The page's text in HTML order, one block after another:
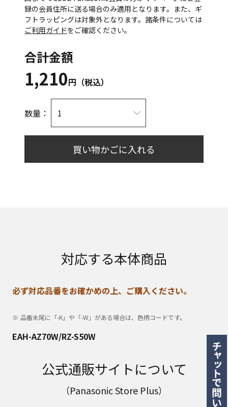
録の会員住所に送る場合のみ適用となります。また、ギ
フトラッピングは対象外となります。諸条件については
ご利用ガイドをご確認ください。
合計金額
1,210円（税込）
数量：
買い物かごに入れる
対応する本体商品
必ず対応品番をお確かめの上、ご購入ください。
品番末尾に「-K」や「-W」がある場合は、色柄コードです。
EAH-AZ70W/RZ-S50W
公式通販サイトについて
（Panasonic Store Plus）